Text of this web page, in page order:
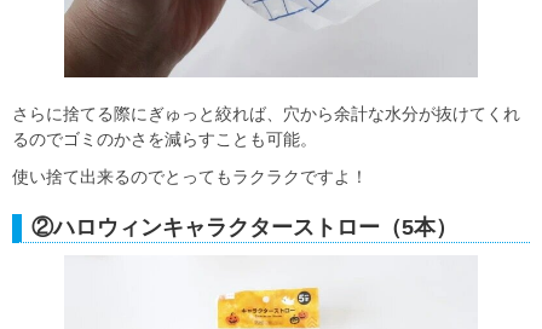
さらに捨てる際にぎゅっと絞れば、穴から余計な水分が抜けてくれ
るのでゴミのかさを減らすことも可能。
使い捨て出来るのでとってもラクラクですよ！
②ハロウィンキャラクターストロー（5本）